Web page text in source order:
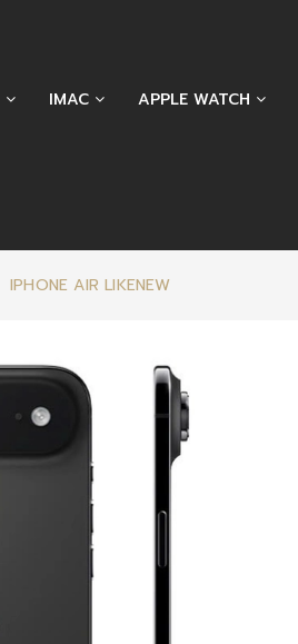
IMAC APPLE WATCH
IPHONE AIR LIKENEW